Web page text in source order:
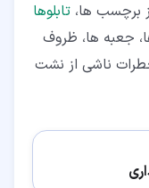
برچسب‌ ها، تابلوها
جعبه ‌ها، ظروف
ناشی از نشت